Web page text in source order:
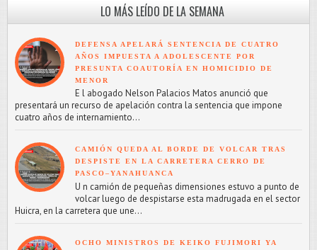
LO MÁS LEÍDO DE LA SEMANA
DEFENSA APELARÁ SENTENCIA DE CUATRO
AÑOS IMPUESTA A ADOLESCENTE POR
PRESUNTA COAUTORÍA EN HOMICIDIO DE
MENOR
E l abogado Nelson Palacios Matos anunció que
presentará un recurso de apelación contra la sentencia que impone
cuatro años de internamiento...
CAMIÓN QUEDA AL BORDE DE VOLCAR TRAS
DESPISTE EN LA CARRETERA CERRO DE
PASCO–YANAHUANCA
U n camión de pequeñas dimensiones estuvo a punto de
volcar luego de despistarse esta madrugada en el sector
Huicra, en la carretera que une...
OCHO MINISTROS DE KEIKO FUJIMORI YA